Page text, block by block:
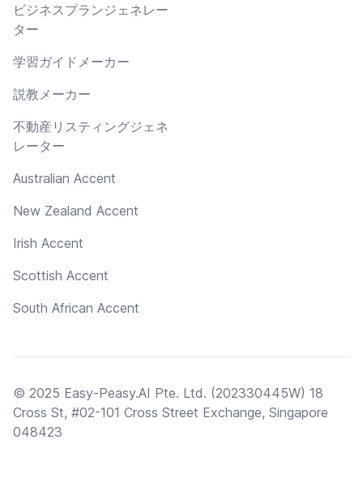
ビジネスプランジェネレー
ター
学習ガイドメーカー
説教メーカー
不動産リスティングジェネ
レーター
Australian Accent
New Zealand Accent
Irish Accent
Scottish Accent
South African Accent
© 2025 Easy-Peasy.AI Pte. Ltd. (202330445W) 18
Cross St, #02-101 Cross Street Exchange, Singapore
048423